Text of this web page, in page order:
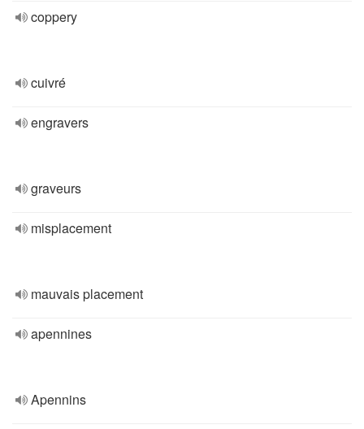
coppery
cuivré
engravers
graveurs
misplacement
mauvais placement
apennines
Apennins